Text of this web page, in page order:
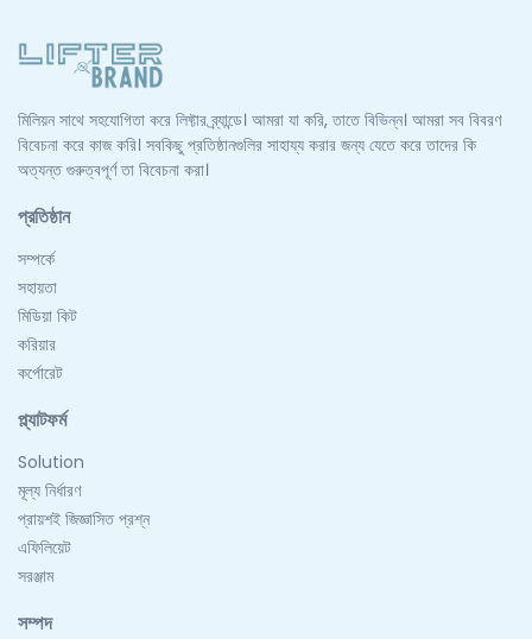
মিলিয়ন সাথে সহযোগিতা করে লিফ্টার ব্র্যান্ডে। আমরা যা করি, তাতে বিভিন্ন। আমরা সব বিবরণ
বিবেচনা করে কাজ করি। সবকিছু প্রতিষ্ঠানগুলির সাহায্য করার জন্য যেতে করে তাদের কি
অত্যন্ত গুরুত্বপূর্ণ তা বিবেচনা করা।
প্রতিষ্ঠান
সম্পর্কে
সহায়তা
মিডিয়া কিট
করিয়ার
কর্পোরেট
প্ল্যাটফর্ম
Solution
মূল্য নির্ধারণ
প্রায়শই জিজ্ঞাসিত প্রশ্ন
এফিলিয়েট
সরঞ্জাম
সম্পদ